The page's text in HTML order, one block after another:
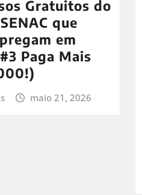
Gratuitos do
que
em
Paga Mais
maio 21, 2026